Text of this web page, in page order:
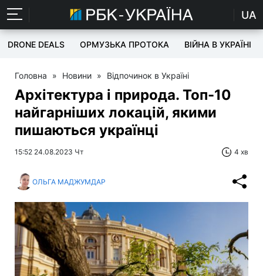
UA
DRONE DEALS ОРМУЗЬКА ПРОТОКА ВІЙНА В УКРАЇНІ
Головна » Новини » Відпочинок в Україні
Архітектура і природа. Топ-10
найгарніших локацій, якими
пишаються українці
15:52 24.08.2023 Чт 4 хв
ОЛЬГА МАДЖУМДАР